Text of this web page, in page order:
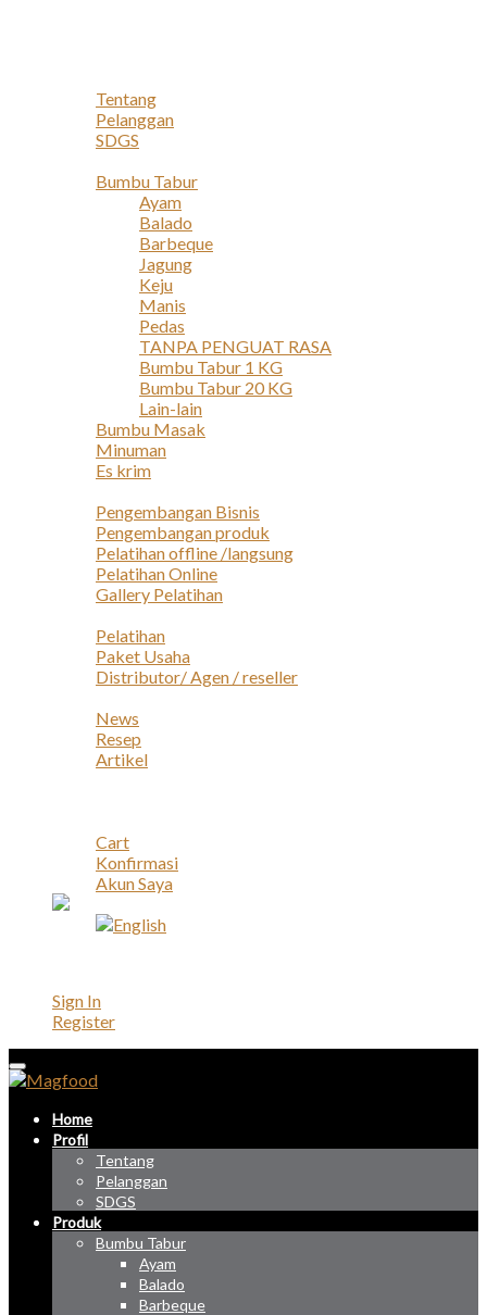
Tentang
Pelanggan
SDGS
Bumbu Tabur
Ayam
Balado
Barbeque
Jagung
Keju
Manis
Pedas
TANPA PENGUAT RASA
Bumbu Tabur 1 KG
Bumbu Tabur 20 KG
Lain-lain
Bumbu Masak
Minuman
Es krim
Pengembangan Bisnis
Pengembangan produk
Pelatihan offline /langsung
Pelatihan Online
Gallery Pelatihan
Pelatihan
Paket Usaha
Distributor/ Agen / reseller
News
Resep
Artikel
Cart
Konfirmasi
Akun Saya
Sign In
Register
Home
Profil
Tentang
Pelanggan
SDGS
Produk
Bumbu Tabur
Ayam
Balado
Barbeque